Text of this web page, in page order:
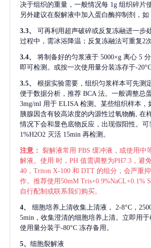
决于组织的重量，一般情况每 1g 组织碎片
另外建议在裂解液中加入蛋白酶抑制剂，如
3.3、 可再利用超声破碎或反复冻融进一步
过程中，需冰浴降温；反复冻融法可重复2次
3.4、 将制备好的匀浆液于 5000×g 离心 5
即可检测。或按一次使用量分装冻存于-20°C
3.5、 根据实验需要，组织匀浆样本可先测
便于数据分析，推荐 BCA 法。一般调整总
3mg/ml 用于 ELISA 检测。某些组织样本，
胰腺因含有较高浓度的内源性过氧物酶, 在
情况下会和显色底物反应，出现假阳性。可
1%H2O2 灭活 15min 再检测。
注意： 裂解液常用 PBS 缓冲液，或使用中
解液。使用 时，PH 值需调整为PH7.3，避
40，Triton X-100 和 DTT 的组分，会严重
作。推荐使用50mM Tris+0.9%NaCL+0.1%
自行配制或联系我们购买。
4、 细胞培养上清收集上清液，
2-8°C，
5min，收集澄清的细胞培养上清。立即用
使用量分装于-80°C 冻存备用。
5、 细胞裂解液